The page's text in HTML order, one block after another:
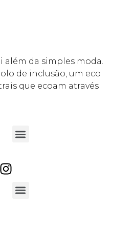
além da simples moda.
de inclusão, um eco
que ecoam através